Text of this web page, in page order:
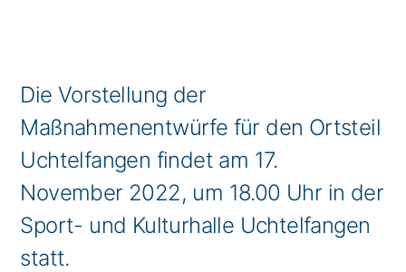
Die Vorstellung der
Maßnahmenentwürfe für den Ortsteil
Uchtelfangen findet am 17.
November 2022, um 18.00 Uhr in der
Sport- und Kulturhalle Uchtelfangen
statt.